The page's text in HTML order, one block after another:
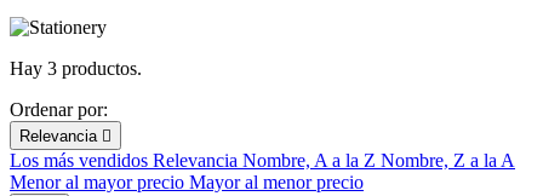
Hay 3 productos.
Ordenar por:
Relevancia 
Los más vendidos Relevancia Nombre, A a la Z Nombre, Z a la A
Menor al mayor precio Mayor al menor precio